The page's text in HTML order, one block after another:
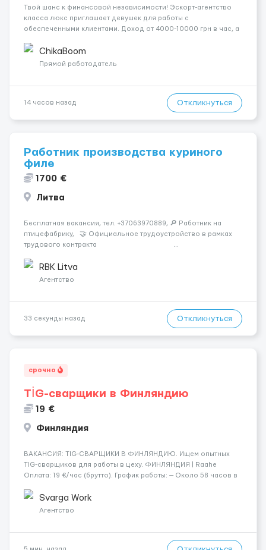
Твой шанс к финансовой независимости! Эскорт-агентство
класса люкс приглашает девушек для работы с
обеспеченными клиентами. Доход от 4000-10000 грн в час, а
всегда остаются у тебя. Предоставляем хорошие
Апартаменты , безопасность и ...
ChikaBoom
Прямой работодатель
14 часов назад Откликнуться
Работник производства куриного
филе
1700 €
Литва
Бесплатная вакансия, тел. +37063970889, 🔎 Работник на
птицефабрику, 🤝 Официальное трудоустройство в рамках
трудового контракта ...
RBK Litva
Агентство
33 секунды назад Откликнуться
срочно
TİG-сварщики в Финляндию
19 €
Финляндия
​​ВАКАНСИЯ: TIG-СВАРЩИКИ В ФИНЛЯНДИЮ. Ищем опытных
TIG-сварщиков для работы в цеху. ФИНЛЯНДИЯ | Raahe
Оплата: 19 €/час (брутто). График работы: — Около 58 часов в
переработки. Дата начала: — Как можно скорее....
Svarga Work
Агентство